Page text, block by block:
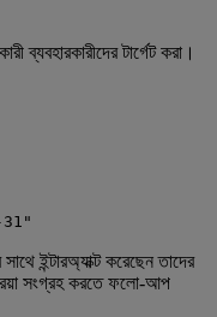
ব্যবহারকারীদের টার্গেট করা।
ইন্টারঅ্যাক্ট করেছেন তাদের
সংগ্রহ করতে ফলো-আপ